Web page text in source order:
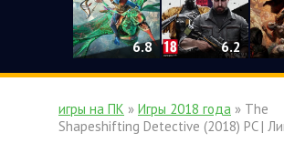
6.8 6.2
игры на ПК » Игры 2018 года » The
Shapeshifting Detective (2018) PC |